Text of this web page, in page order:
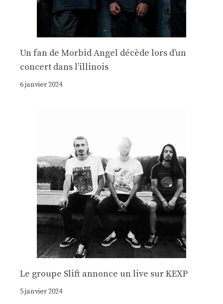
Un fan de Morbid Angel décède lors d’un
concert dans l’illinois
6 janvier 2024
Le groupe Slift annonce un live sur KEXP
5 janvier 2024